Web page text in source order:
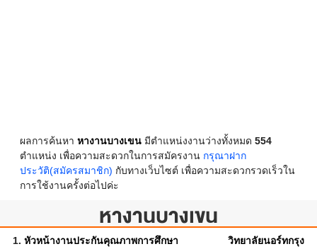
ผลการค้นหา หางานบางเขนมีตำแหน่งงานว่างทั้งหมด 554
ตำแหน่ง เพื่อความสะดวกในการสมัครงาน กรุณาฝาก
ประวัติ(สมัครสมาชิก) กับทางเว็บไซต์ เพื่อความสะดวกรวดเร็วใน
การใช้งานครั้งต่อไปค่ะ
หางานบางเขน
1. หัวหน้างานประกันคุณภาพการศึกษา
วิทยาลัยนอร์ทกรุง